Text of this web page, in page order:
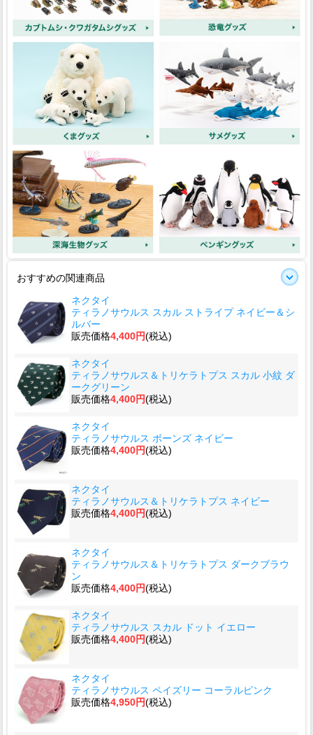
おすすめの関連商品
ネクタイ
ティラノサウルス スカル ストライプ ネイビー＆シ
ルバー
販売価格4,400円(税込)
ネクタイ
ティラノサウルス＆トリケラトプス スカル 小紋 ダ
ークグリーン
販売価格4,400円(税込)
ネクタイ
ティラノサウルス ボーンズ ネイビー
販売価格4,400円(税込)
ネクタイ
ティラノサウルス＆トリケラトプス ネイビー
販売価格4,400円(税込)
ネクタイ
ティラノサウルス＆トリケラトプス ダークブラウ
ン
販売価格4,400円(税込)
ネクタイ
ティラノサウルス スカル ドット イエロー
販売価格4,400円(税込)
ネクタイ
ティラノサウルス ペイズリー コーラルピンク
販売価格4,950円(税込)